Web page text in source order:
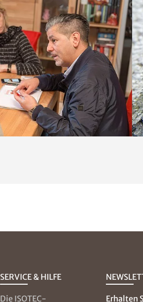
SERVICE & HILFE
Die ISOTEC- Erhalten